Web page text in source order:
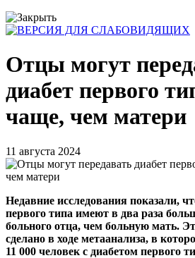
Отцы могут
диабет первого
чаще, чем матери
11 августа 2024
Недавние исследования показали,
первого типа имеют в два раза
больного отца, чем больную мать.
сделано в ходе метаанализа, в
11 000 человек с диабетом первого